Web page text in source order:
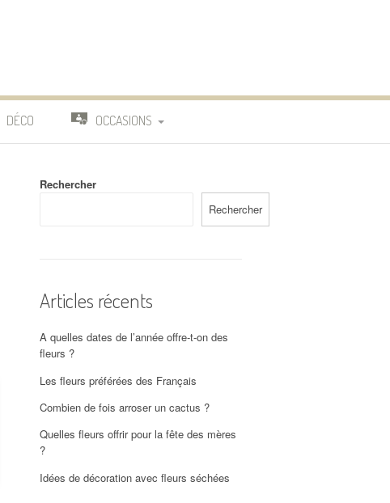
DÉCO OCCASIONS
Rechercher
Rechercher
Articles récents
A quelles dates de l’année offre-t-on des
fleurs ?
Les fleurs préférées des Français
Combien de fois arroser un cactus ?
Quelles fleurs offrir pour la fête des mères
?
Idées de décoration avec fleurs séchées